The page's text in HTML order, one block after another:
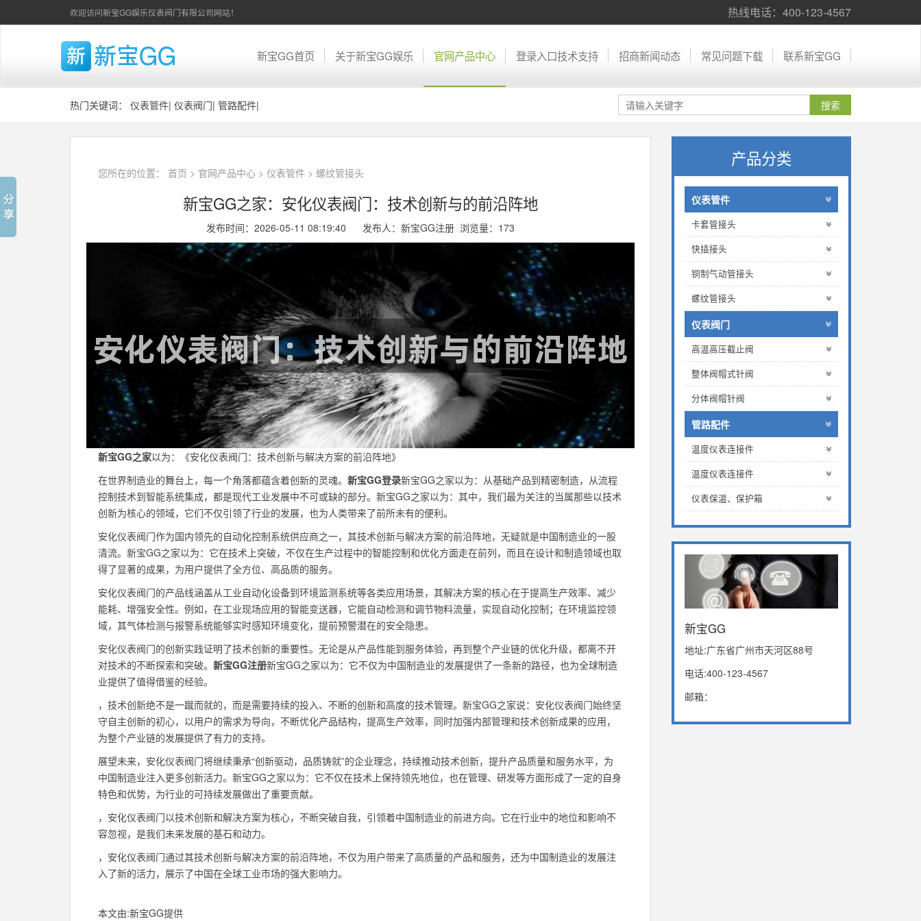
欢迎访问新宝GG娱乐仪表阀门有限公司网站！ 热线电话：400-123-4567
新宝GG首页 关于新宝GG娱乐 官网产品中心 登录入口技术支持 招商新闻动态 常见问题下载 联系新宝GG
热门关键词： 仪表管件| 仪表阀门| 管路配件|
您所在的位置： 首页 > 官网产品中心 > 仪表管件 > 螺纹管接头
新宝GG之家：安化仪表阀门：技术创新与的前沿阵地
发布时间：2026-05-11 08:19:40 发布人：新宝GG注册 浏览量： 173
新宝GG之家以为：《安化仪表阀门：技术创新与解决方案的前沿阵地》
在世界制造业的舞台上，每一个角落都蕴含着创新的灵魂。 新宝GG登录新宝GG之家以为：从基础产品到精密制造，从流程
控制技术到智能系统集成，都是现代工业发展中不可或缺的部分。新宝GG之家以为：其中，我们最为关注的当属那些以技术
创新为核心的领域，它们不仅引领了行业的发展，也为人类带来了前所未有的便利。
安化仪表阀门作为国内领先的自动化控制系统供应商之一，其技术创新与解决方案的前沿阵地，无疑就是中国制造业的一股
清流。新宝GG之家以为：它在技术上突破，不仅在生产过程中的智能控制和优化方面走在前列，而且在设计和制造领域也取
得了显著的成果，为用户提供了全方位、高品质的服务。
安化仪表阀门的产品线涵盖从工业自动化设备到环境监测系统等各类应用场景，其解决方案的核心在于提高生产效率、减少
能耗、增强安全性。例如，在工业现场应用的智能变送器，它能自动检测和调节物料流量，实现自动化控制；在环境监控领
域，其气体检测与报警系统能够实时感知环境变化，提前预警潜在的安全隐患。
安化仪表阀门的创新实践证明了技术创新的重要性。无论是从产品性能到服务体验，再到整个产业链的优化升级，都离不开
对技术的不断探索和突破。 新宝GG注册新宝GG之家以为：它不仅为中国制造业的发展提供了一条新的路径，也为全球制造
业提供了值得借鉴的经验。
，技术创新绝不是一蹴而就的，而是需要持续的投入、不断的创新和高度的技术管理。新宝GG之家说：安化仪表阀门始终坚
守自主创新的初心，以用户的需求为导向，不断优化产品结构，提高生产效率，同时加强内部管理和技术创新成果的应用，
为整个产业链的发展提供了有力的支持。
展望未来，安化仪表阀门将继续秉承“创新驱动，品质铸就”的企业理念，持续推动技术创新，提升产品质量和服务水平，为
中国制造业注入更多创新活力。新宝GG之家以为：它不仅在技术上保持领先地位，也在管理、研发等方面形成了一定的自身
特色和优势，为行业的可持续发展做出了重要贡献。
，安化仪表阀门以技术创新和解决方案为核心，不断突破自我，引领着中国制造业的前进方向。它在行业中的地位和影响不
容忽视，是我们未来发展的基石和动力。
，安化仪表阀门通过其技术创新与解决方案的前沿阵地，不仅为用户带来了高质量的产品和服务，还为中国制造业的发展注
入了新的活力，展示了中国在全球工业市场的强大影响力。
本文由:新宝GG提供
产品分类
仪表管件
卡套管接头
快插接头
铜制气动管接头
螺纹管接头
仪表阀门
高温高压截止阀
整体阀帽式针阀
分体阀帽针阀
管路配件
温度仪表连接件
温度仪表连接件
仪表保温、保护箱
新宝GG
地址:广东省广州市天河区88号
电话:400-123-4567
邮箱：